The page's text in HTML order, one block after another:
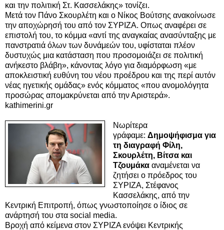
και την πολιτική Στ. Κασσελάκης» τονίζει.
Μετά τον Πάνο Σκουρλέτη και ο Νίκος Βούτσης ανακοίνωσε
την αποχώρησή του από τον ΣΥΡΙΖΑ. Οπως αναφέρει σε
επιστολή του, το κόμμα «αντί της αναγκαίας ανασύνταξης με
πανστρατιά όλων των δυνάμεών του, υφίσταται πλέον
δυστυχώς μια κατάσταση που προσομοιάζει σε πολιτική
ανήκεστο βλάβη», κάνοντας λόγο για διαμόρφωση «με
αποκλειστική ευθύνη του νέου προέδρου και της περί αυτόν
νέας ηγετικής ομάδας» ενός κόμματος «που ανομολόγητα
προσώρας απομακρύνεται από την Αριστερά».
kathimerini.gr
Νωρίτερα
γράφαμε: Δημοψήφισμα για
τη διαγραφή Φίλη,
Σκουρλέτη, Βίτσα και
Τζουμάκααναμένεται να
ζητήσει ο πρόεδρος του
ΣΥΡΙΖΑ, Στέφανος
Κασσελάκης, από την
Κεντρική Επιτροπή, όπως γνωστοποίησε ο ίδιος σε
ανάρτησή του στα social media.
Βροχή από κείμενα στον ΣΥΡΙΖΑ ενόψει Κεντρικής